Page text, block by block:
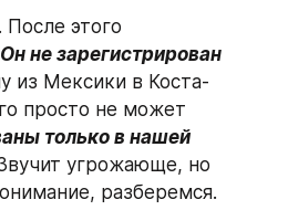
этого
Он не зарегистрирован
из Мексики в Коста-
просто не может
только в нашей
угрожающе, но
разберемся.